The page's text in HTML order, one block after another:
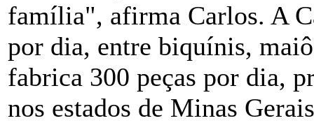
família", afirma Carlos. A
por dia, entre biquínis,
fabrica 300 peças por dia,
nos estados de Minas